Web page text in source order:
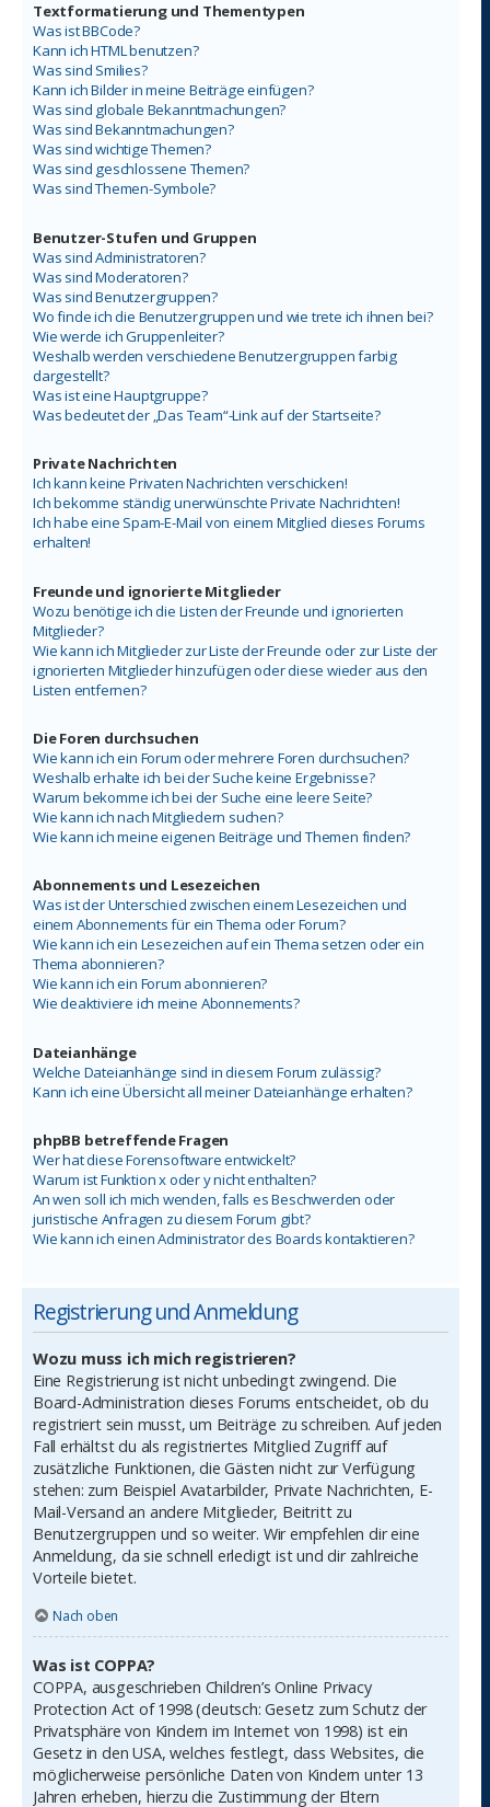
Textformatierung und Thementypen
Was ist BBCode?
Kann ich HTML benutzen?
Was sind Smilies?
Kann ich Bilder in meine Beiträge einfügen?
Was sind globale Bekanntmachungen?
Was sind Bekanntmachungen?
Was sind wichtige Themen?
Was sind geschlossene Themen?
Was sind Themen-Symbole?
Benutzer-Stufen und Gruppen
Was sind Administratoren?
Was sind Moderatoren?
Was sind Benutzergruppen?
Wo finde ich die Benutzergruppen und wie trete ich ihnen bei?
Wie werde ich Gruppenleiter?
Weshalb werden verschiedene Benutzergruppen farbig
dargestellt?
Was ist eine Hauptgruppe?
Was bedeutet der „Das Team“-Link auf der Startseite?
Private Nachrichten
Ich kann keine Privaten Nachrichten verschicken!
Ich bekomme ständig unerwünschte Private Nachrichten!
Ich habe eine Spam-E-Mail von einem Mitglied dieses Forums
erhalten!
Freunde und ignorierte Mitglieder
Wozu benötige ich die Listen der Freunde und ignorierten
Mitglieder?
Wie kann ich Mitglieder zur Liste der Freunde oder zur Liste der
ignorierten Mitglieder hinzufügen oder diese wieder aus den
Listen entfernen?
Die Foren durchsuchen
Wie kann ich ein Forum oder mehrere Foren durchsuchen?
Weshalb erhalte ich bei der Suche keine Ergebnisse?
Warum bekomme ich bei der Suche eine leere Seite?
Wie kann ich nach Mitgliedern suchen?
Wie kann ich meine eigenen Beiträge und Themen finden?
Abonnements und Lesezeichen
Was ist der Unterschied zwischen einem Lesezeichen und
einem Abonnements für ein Thema oder Forum?
Wie kann ich ein Lesezeichen auf ein Thema setzen oder ein
Thema abonnieren?
Wie kann ich ein Forum abonnieren?
Wie deaktiviere ich meine Abonnements?
Dateianhänge
Welche Dateianhänge sind in diesem Forum zulässig?
Kann ich eine Übersicht all meiner Dateianhänge erhalten?
phpBB betreffende Fragen
Wer hat diese Forensoftware entwickelt?
Warum ist Funktion x oder y nicht enthalten?
An wen soll ich mich wenden, falls es Beschwerden oder
juristische Anfragen zu diesem Forum gibt?
Wie kann ich einen Administrator des Boards kontaktieren?
Registrierung und Anmeldung
Wozu muss ich mich registrieren?
Eine Registrierung ist nicht unbedingt zwingend. Die
Board-Administration dieses Forums entscheidet, ob du
registriert sein musst, um Beiträge zu schreiben. Auf jeden
Fall erhältst du als registriertes Mitglied Zugriff auf
zusätzliche Funktionen, die Gästen nicht zur Verfügung
stehen: zum Beispiel Avatarbilder, Private Nachrichten, E-
Mail-Versand an andere Mitglieder, Beitritt zu
Benutzergruppen und so weiter. Wir empfehlen dir eine
Anmeldung, da sie schnell erledigt ist und dir zahlreiche
Vorteile bietet.
Nach oben
Was ist COPPA?
COPPA, ausgeschrieben Children’s Online Privacy
Protection Act of 1998 (deutsch: Gesetz zum Schutz der
Privatsphäre von Kindern im Internet von 1998) ist ein
Gesetz in den USA, welches festlegt, dass Websites, die
möglicherweise persönliche Daten von Kindern unter 13
Jahren erheben, hierzu die Zustimmung der Eltern